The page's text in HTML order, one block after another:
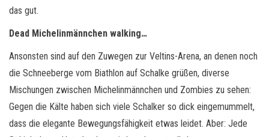
das gut.
Dead Michelinmännchen walking…
Ansonsten sind auf den Zuwegen zur Veltins-Arena, an denen noch
die Schneeberge vom Biathlon auf Schalke grüßen, diverse
Mischungen zwischen Michelinmännchen und Zombies zu sehen:
Gegen die Kälte haben sich viele Schalker so dick eingemummelt,
dass die elegante Bewegungsfähigkeit etwas leidet. Aber: Jede